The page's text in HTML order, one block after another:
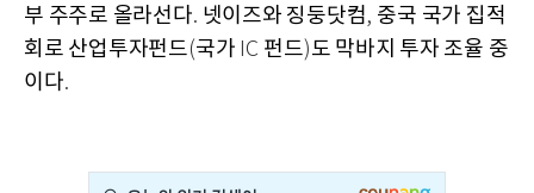
부 주주로 올라선다. 넷이즈와 징둥닷컴, 중국 국가 집적
회로 산업투자펀드(국가 IC 펀드)도 막바지 투자 조율 중
이다.